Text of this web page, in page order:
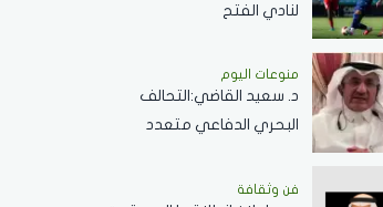
لنادي الفتح
منوعات اليوم
د. سعيد القاضي:التحالف
البحري الدفاعي متعدد
وسلام في المضائق المائية
فن وثقافة